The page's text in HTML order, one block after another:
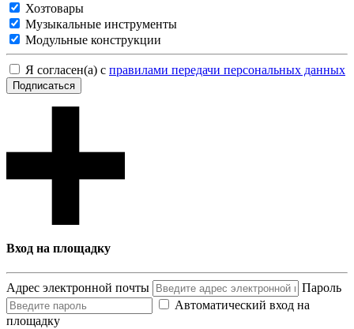
Хозтовары
Музыкальные инструменты
Модульные конструкции
Я согласен(а) с правилами передачи персональных данных
Подписаться
Вход на площадку
Адрес электронной почты
Пароль
Автоматический вход на
площадку